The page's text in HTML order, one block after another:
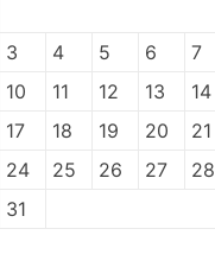
3
4 5 6 7
10
11 12 13 14
17
18 19 20 21
24
25 26 27 28
31